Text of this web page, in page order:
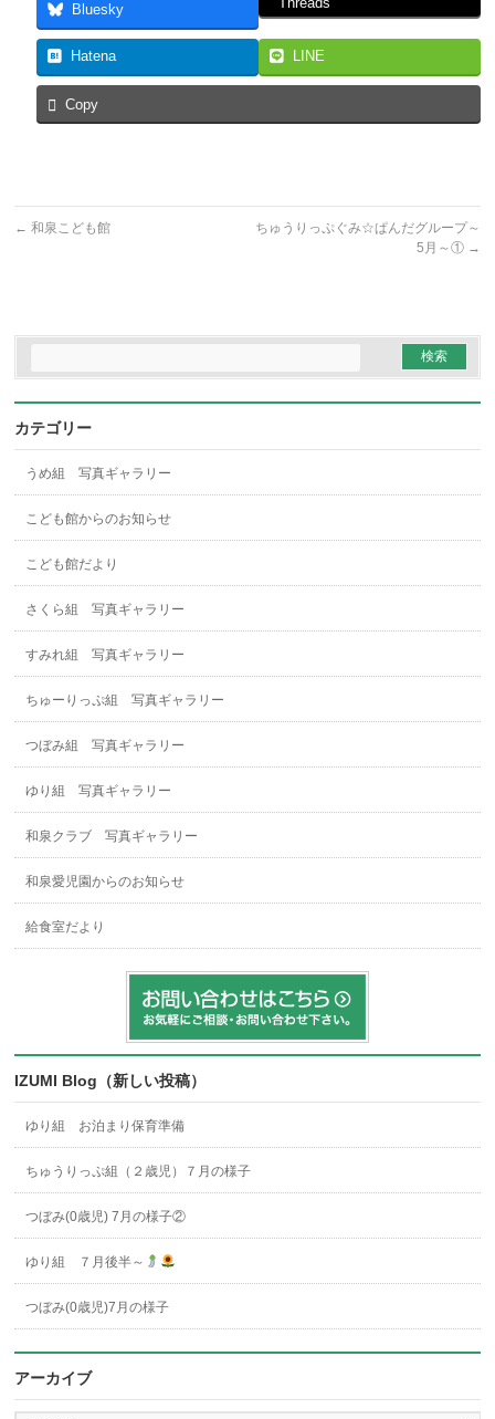
Bluesky Threads
Hatena LINE
Copy
← 和泉こども館
ちゅうりっぷぐみ☆ぱんだグループ～
5月～① →
カテゴリー
うめ組 写真ギャラリー
こども館からのお知らせ
こども館だより
さくら組 写真ギャラリー
すみれ組 写真ギャラリー
ちゅーりっぷ組 写真ギャラリー
つぼみ組 写真ギャラリー
ゆり組 写真ギャラリー
和泉クラブ 写真ギャラリー
和泉愛児園からのお知らせ
給食室だより
IZUMI Blog（新しい投稿）
ゆり組 お泊まり保育準備
ちゅうりっぷ組（２歳児）７月の様子
つぼみ(0歳児) 7月の様子②
ゆり組 ７月後半～
つぼみ(0歳児)7月の様子
アーカイブ
ア